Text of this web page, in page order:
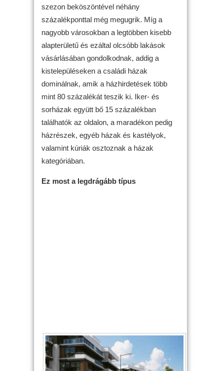
szezon beköszöntével néhány
százalékponttal még megugrik. Míg a
nagyobb városokban a legtöbben kisebb
alapterületű és ezáltal olcsóbb lakások
vásárlásában gondolkodnak, addig a
kistelepüléseken a családi házak
dominálnak, amik a házhirdetések több
mint 80 százalékát teszik ki. Iker- és
sorházak együtt bő 15 százalékban
találhatók az oldalon, a maradékon pedig
házrészek, egyéb házak és kastélyok,
valamint kúriák osztoznak a házak
kategóriában.
Ez most a legdrágább típus